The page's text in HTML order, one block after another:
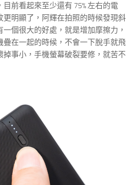
前看起來至少還有 75% 左右的電
更明顯了，阿輝在拍照的時候發現斜
個很大的好處，就是增加摩擦力，
疊在一起的時候，不會一下脫手就飛
掉事小，手機螢幕破裂要修，就苦不